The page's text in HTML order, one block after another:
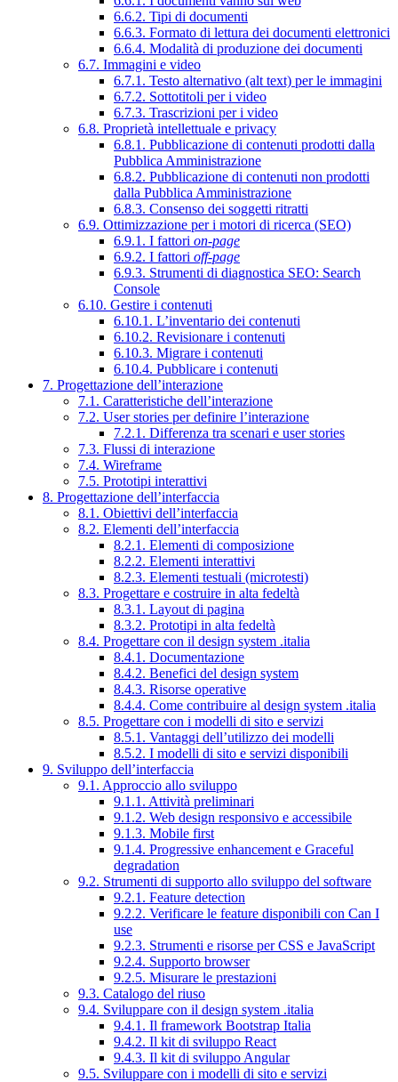
6.6.2. Tipi di documenti
6.6.3. Formato di lettura dei documenti elettronici
6.6.4. Modalità di produzione dei documenti
6.7. Immagini e video
6.7.1. Testo alternativo (alt text) per le immagini
6.7.2. Sottotitoli per i video
6.7.3. Trascrizioni per i video
6.8. Proprietà intellettuale e privacy
6.8.1. Pubblicazione di contenuti prodotti dalla
Pubblica Amministrazione
6.8.2. Pubblicazione di contenuti non prodotti
dalla Pubblica Amministrazione
6.8.3. Consenso dei soggetti ritratti
6.9. Ottimizzazione per i motori di ricerca (SEO)
6.9.1. I fattori on-page
6.9.2. I fattori off-page
6.9.3. Strumenti di diagnostica SEO: Search
Console
6.10. Gestire i contenuti
6.10.1. L’inventario dei contenuti
6.10.2. Revisionare i contenuti
6.10.3. Migrare i contenuti
6.10.4. Pubblicare i contenuti
7. Progettazione dell’interazione
7.1. Caratteristiche dell’interazione
7.2. User stories per definire l’interazione
7.2.1. Differenza tra scenari e user stories
7.3. Flussi di interazione
7.4. Wireframe
7.5. Prototipi interattivi
8. Progettazione dell’interfaccia
8.1. Obiettivi dell’interfaccia
8.2. Elementi dell’interfaccia
8.2.1. Elementi di composizione
8.2.2. Elementi interattivi
8.2.3. Elementi testuali (microtesti)
8.3. Progettare e costruire in alta fedeltà
8.3.1. Layout di pagina
8.3.2. Prototipi in alta fedeltà
8.4. Progettare con il design system .italia
8.4.1. Documentazione
8.4.2. Benefici del design system
8.4.3. Risorse operative
8.4.4. Come contribuire al design system .italia
8.5. Progettare con i modelli di sito e servizi
8.5.1. Vantaggi dell’utilizzo dei modelli
8.5.2. I modelli di sito e servizi disponibili
9. Sviluppo dell’interfaccia
9.1. Approccio allo sviluppo
9.1.1. Attività preliminari
9.1.2. Web design responsivo e accessibile
9.1.3. Mobile first
9.1.4. Progressive enhancement e Graceful
degradation
9.2. Strumenti di supporto allo sviluppo del software
9.2.1. Feature detection
9.2.2. Verificare le feature disponibili con Can I
use
9.2.3. Strumenti e risorse per CSS e JavaScript
9.2.4. Supporto browser
9.2.5. Misurare le prestazioni
9.3. Catalogo del riuso
9.4. Sviluppare con il design system .italia
9.4.1. Il framework Bootstrap Italia
9.4.2. Il kit di sviluppo React
9.4.3. Il kit di sviluppo Angular
9.5. Sviluppare con i modelli di sito e servizi